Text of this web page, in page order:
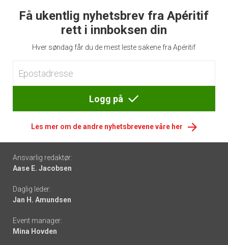
Få ukentlig nyhetsbrev fra Apéritif
rett i innboksen din
Hver søndag får du de mest leste sakene fra Apéritif
Logg på
Les mer om de andre nyhetsbrevene våre her
Footer
-
links
Ansvarlig redaktør:
Aase E. Jacobsen
Daglig leder:
Jan H. Amundsen
Event manager:
Mina Hovden